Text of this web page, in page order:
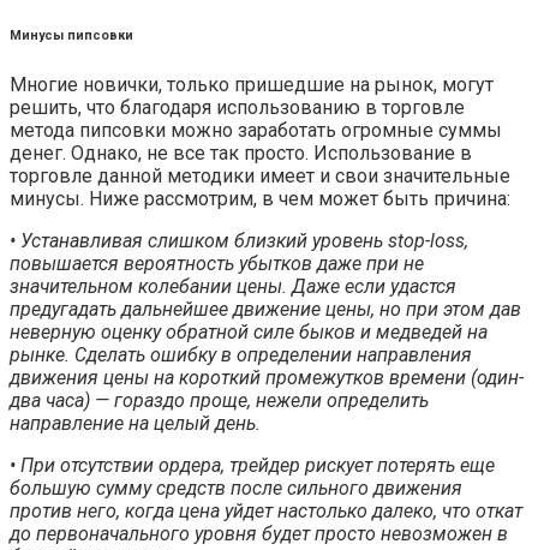
Минусы пипсовки
Многие новички, только пришедшие на рынок, могут
решить, что благодаря использованию в торговле
метода пипсовки можно заработать огромные суммы
денег. Однако, не все так просто. Использование в
торговле данной методики имеет и свои значительные
минусы. Ниже рассмотрим, в чем может быть причина:
• Устанавливая слишком близкий уровень stop-loss,
повышается вероятность убытков даже при не
значительном колебании цены. Даже если удастся
предугадать дальнейшее движение цены, но при этом дав
неверную оценку обратной силе быков и медведей на
рынке. Сделать ошибку в определении направления
движения цены на короткий промежутков времени (один-
два часа) — гораздо проще, нежели определить
направление на целый день.
• При отсутствии ордера, трейдер рискует потерять еще
большую сумму средств после сильного движения
против него, когда цена уйдет настолько далеко, что откат
до первоначального уровня будет просто невозможен в